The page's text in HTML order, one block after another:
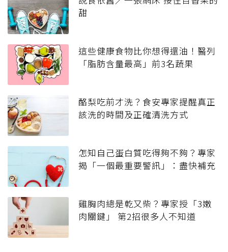
甜
這些健康食物比你想得還油！醫列
「脂肪含量最高」前3名蔬果
酪梨吃前才洗？食安專家提醒真正
該洗的時間及正確清洗方式
怎知自己蛋白質吃得夠不夠？專家
揭「一個最重要警訊」：盡快補充
雞胸肉總是乾又柴？專家授「3嫩
肉關鍵」 第2招很多人不知道